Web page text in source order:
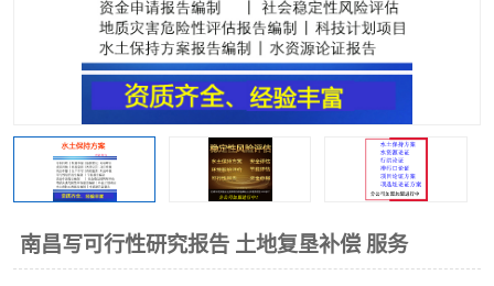
南昌写可行性研究报告 土地复垦补偿 服务